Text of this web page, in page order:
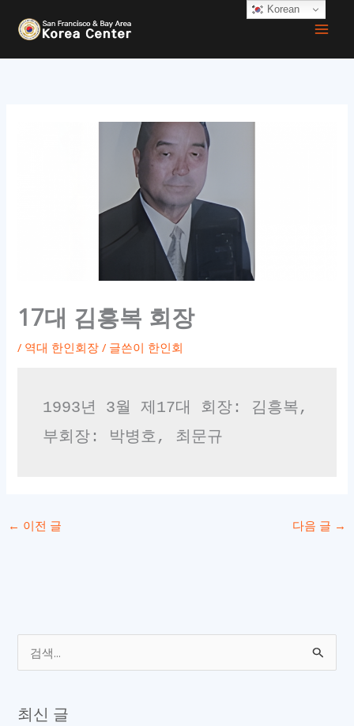
17대 김흥복 회장
/ 역대 한인회장 / 글쓴이 한인회
1993년 3월 제17대 회장: 김흥복,
부회장: 박병호, 최문규
← 이전 글 다음 글 →
색
상
최신 글
Korean